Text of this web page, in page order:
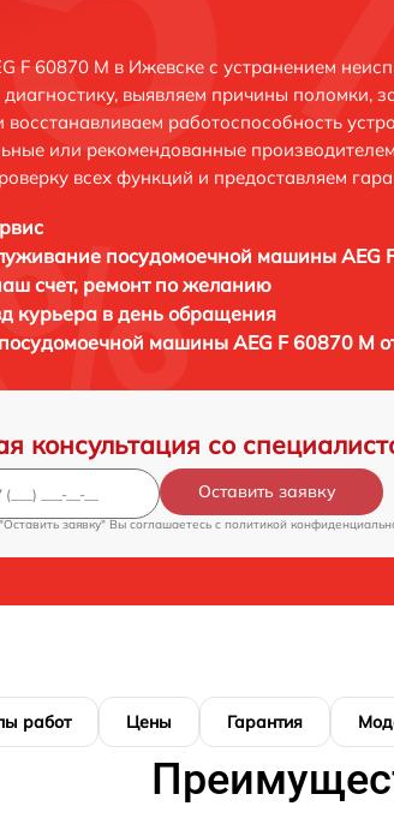
F 60870 M в Ижевске с устранением
выявляем причины поломки,
работоспособность
или рекомендованные
всех функций и предоставляем
посудомоечной машины AEG
счет, ремонт по желанию
курьера в день обращения
посудомоечной машины AEG F 60870 M
консультация со
Оставить заявку
заявку" Вы соглашаетесь c политикой
работ Цены Гарантия